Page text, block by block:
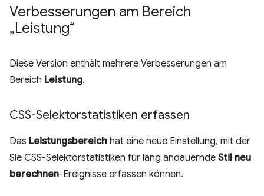
Verbesserungen am Bereich
„Leistung“
Diese Version enthält mehrere Verbesserungen am
Bereich Leistung.
CSS-Selektorstatistiken erfassen
Das Leistungsbereich hat eine neue Einstellung, mit der
Sie CSS-Selektorstatistiken für lang andauernde Stil neu
berechnen-Ereignisse erfassen können.